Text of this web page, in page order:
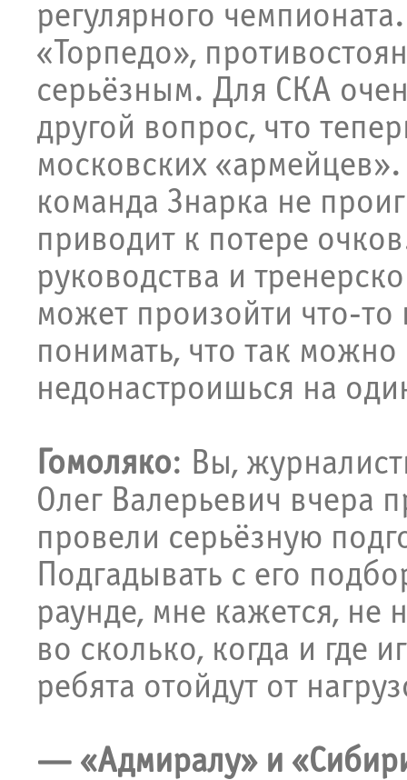
регулярного
«Торпедо»,
серьёзным. Для СКА
другой вопрос, что
московских
команда Знарка не
приводит к потере
руководства и
может произойти что-
понимать, что так
недонастроишься на
Гомоляко: Вы,
Олег Валерьевич вчера
провели серьёзную
Подгадывать с его
раунде, мне кажется, не
во сколько, когда и где
ребята отойдут от
— «Адмиралу» и